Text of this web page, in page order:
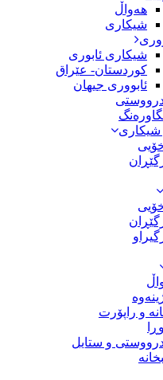
هەواڵ
شیکاری
شیکاری ئابوری
کوردستان- عێراق
ئابووری جیهان
شیکاری
و راپۆرت
و ستایل